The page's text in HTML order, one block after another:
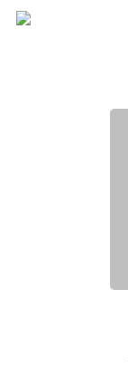
Skip